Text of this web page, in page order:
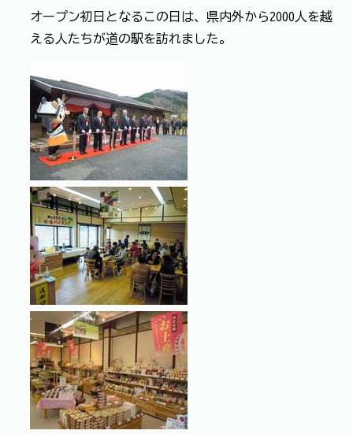
オープン初日となるこの日は、県内外から2000人を越
える人たちが道の駅を訪れました。